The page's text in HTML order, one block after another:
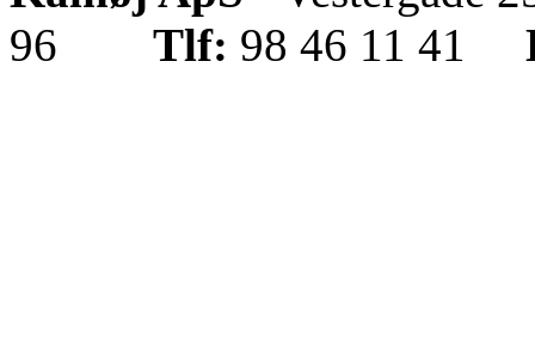
96 Tlf: 98 46 11 41